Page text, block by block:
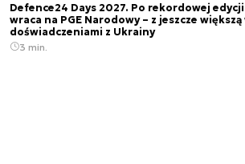
Defence24 Days 2027. Po rekordowej
wraca na PGE Narodowy – z jeszcze
doświadczeniami z Ukrainy
3 min.